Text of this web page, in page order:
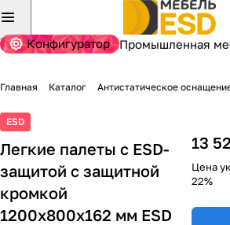
Конфигуратор Промышленная
Главная Каталог Антистатическое
ESD
Легкие палеты с ESD-
защитой с защитной
кромкой
1200x800x162 мм ESD
13
Цена
22%